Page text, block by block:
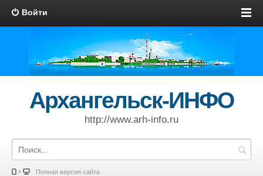
Войти
Архангельск-ИНФО
http://www.arh-info.ru
Полная версия сайта